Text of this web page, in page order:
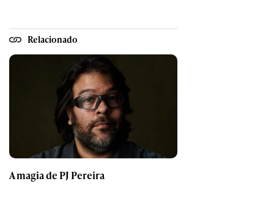
Relacionado
A magia de PJ Pereira